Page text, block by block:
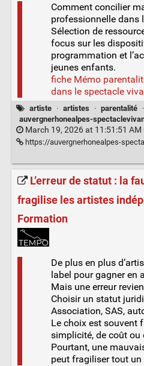
Comment concilier
professionnelle dans
Sélection de
focus sur les
programmation et
jeunes enfants.
fiche Mémo
dans le spectacle
artiste · artistes · parentalité ·
auvergnerhonealpes-
March 19, 2026 at 11:51:51 AM
https://auvergnerhonealpes-spectaclevivant.fr/
L’erreur de statut : la
fragilise les artistes
Formation
De plus en plus
label pour gagner en
Mais une erreur
Choisir un statut
Association, SAS,
Le choix est souvent
simplicité, de coût ou
Pourtant, une
peut fragiliser tout